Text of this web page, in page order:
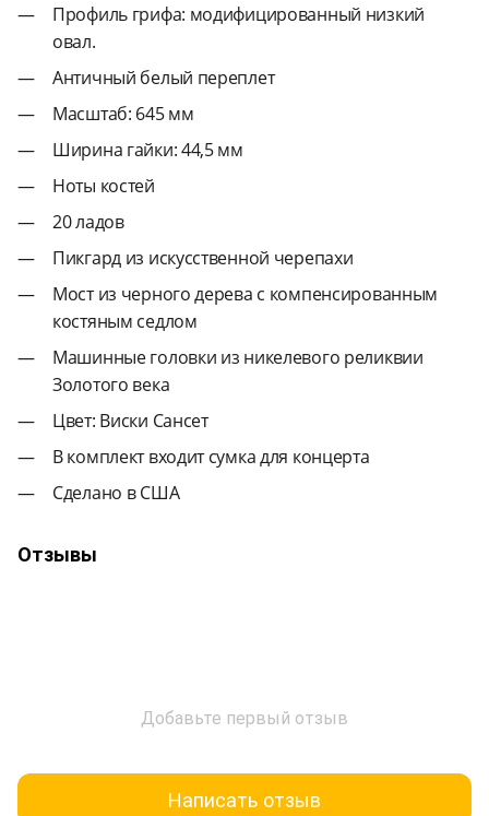
Профиль грифа: модифицированный низкий
овал.
Античный белый переплет
Масштаб: 645 мм
Ширина гайки: 44,5 мм
Ноты костей
20 ладов
Пикгард из искусственной черепахи
Мост из черного дерева с компенсированным
костяным седлом
Машинные головки из никелевого реликвии
Золотого века
Цвет: Виски Сансет
В комплект входит сумка для концерта
Сделано в США
Отзывы
Добавьте первый отзыв
Написать отзыв